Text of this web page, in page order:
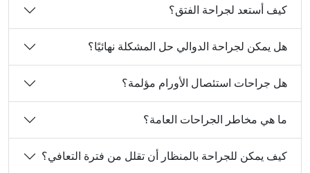
كيف أستعد لجراحة الفتق؟
هل يمكن لجراحة الدوالي حل المشكلة نهائيًا؟
هل جراحات استئصال الأورام مؤلمة؟
ما هي مخاطر الجراحات العامة؟
كيف يمكن للجراحة بالمنظار أن تقلل من فترة التعافي؟